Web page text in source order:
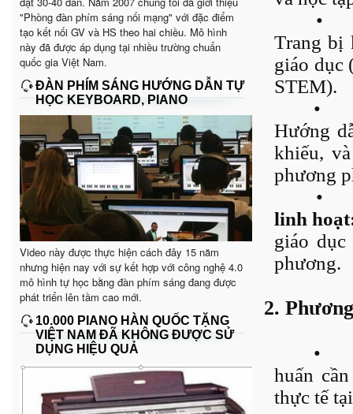
"Phòng đàn phím sáng nối mạng" với đặc điểm
tạo kết nối GV và HS theo hai chiều. Mô hình
này đã được áp dụng tại nhiều trường chuẩn
quốc gia Việt Nam.
ĐÀN PHÍM SÁNG HƯỚNG DẪN TỰ
HỌC KEYBOARD, PIANO
Video này được thực hiện cách đây 15 năm
nhưng hiện nay với sự kết hợp với công nghệ 4.0
mô hình tự học bằng đàn phím sáng đang được
phát triển lên tầm cao mới.
10.000 PIANO HÀN QUỐC TẶNG
VIỆT NAM ĐÃ KHÔNG ĐƯỢC SỬ
DỤNG HIỆU QUẢ
•
Trang bị
giáo dục
STEM).
•
Hướng
khiếu,
phương
•
linh
giáo
phương.
2.
•
huấn
thực tế